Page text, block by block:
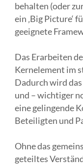
behalten (oder
ein ‚Big Picture‘
geeignete
Das Erarbeiten
Kernelement im
Dadurch wird
und – wichtiger
eine gelingende
Beteiligten und
Ohne das
geteiltes